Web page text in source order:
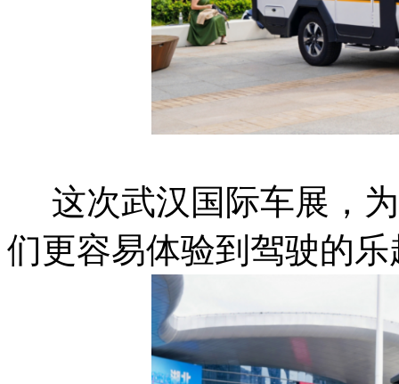
这次武汉国际车展，
们更容易体验到驾驶的乐